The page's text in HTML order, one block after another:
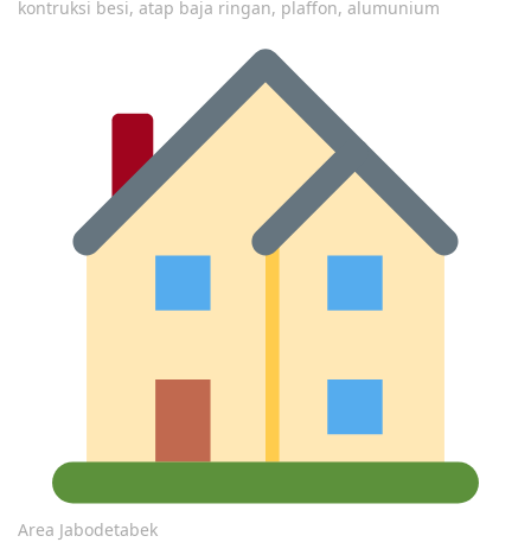
kontruksi besi, atap baja ringan, plaffon, alumunium
Area Jabodetabek